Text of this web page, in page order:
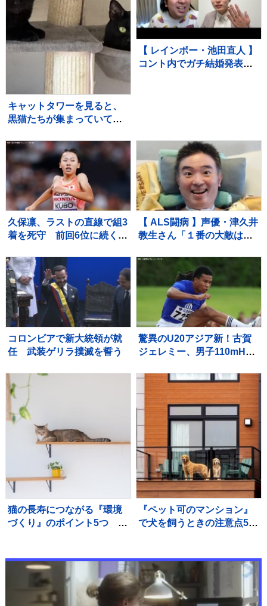
キャットタワーを見ると、
黒猫たちが集まっていて…
『素敵すぎる瞬間』に２万
いいね「圧巻」「かわいす
ぎる影分身」
【 レインボー・池田直人 】
コント内でガチ結婚発表
久保凛、ラストの直線で組3
着を死守 前回6位に続く2
界陸上・女子800m】
【 ALS闘病 】声優・津久井
教生さん「１番の大敵は睡
なのですね～♪（＾Ｏ＾）」
【ニャンちゅう】
コロンビアで新大統領が就
任 武装ゲリラ撲滅を誓う
驚異のU20アジア新！古賀
ジェレミー、男子110mHで
以来の決勝進出【U20世界
陸上】
猫の長寿につながる『環境
づくり』のポイント5つ 愛
『ペット可のマンション』
で犬を飼うときの注意点5